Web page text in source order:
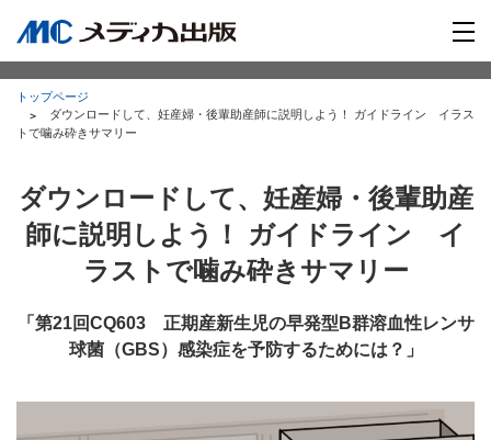
トップページ
ダウンロードして、妊産婦・後輩助産師に説明しよう！ ガイドライン イラス
トで噛み砕きサマリー
ダウンロードして、妊産婦・後輩助産
師に説明しよう！ ガイドライン イ
ラストで噛み砕きサマリー
「第21回CQ603 正期産新生児の早発型B群溶血性レンサ
球菌（GBS）感染症を予防するためには？」